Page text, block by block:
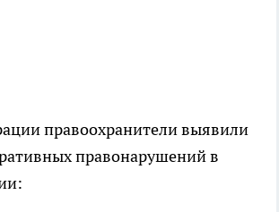
правоохранители выявили
правонарушений в